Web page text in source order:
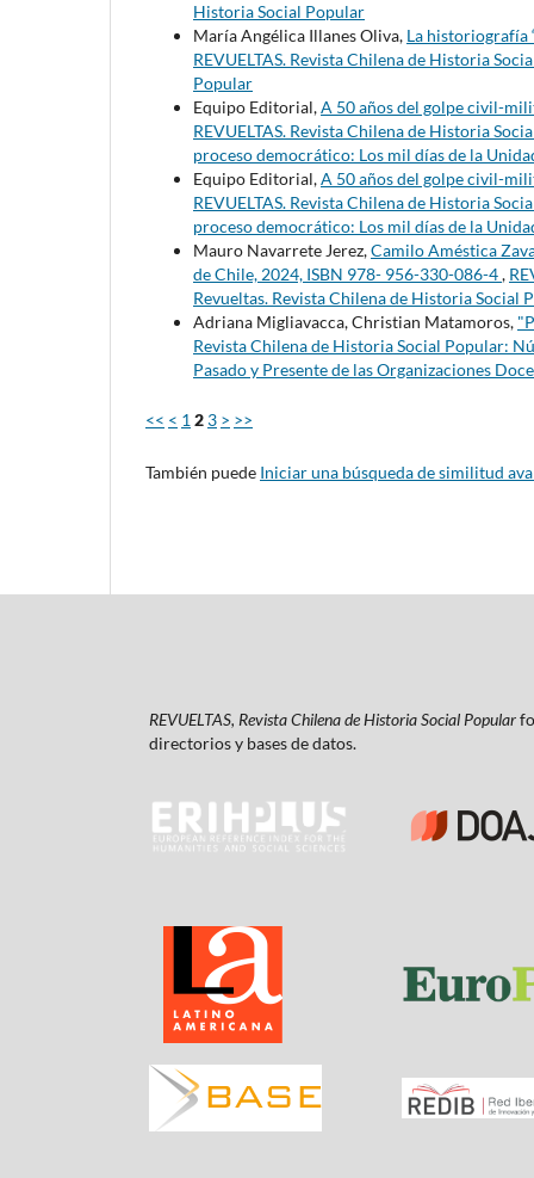
Historia Social Popular
María Angélica Illanes Oliva, La historiografía
REVUELTAS. Revista Chilena de Historia
Popular
Equipo Editorial,A 50 años del golpe civil-
REVUELTAS. Revista Chilena de Historia
proceso democrático: Los mil días de la
Equipo Editorial,A 50 años del golpe civil-
REVUELTAS. Revista Chilena de Historia
proceso democrático: Los mil días de la
Mauro Navarrete Jerez,Camilo Améstica
de Chile, 2024, ISBN 978- 956-330-086-4,
Revueltas. Revista Chilena de Historia Social
Adriana Migliavacca, Christian Matamoros,
Revista Chilena de Historia Social Popular:
Pasado y Presente de las Organizaciones
<< < 1 2 3 > >>
También puede Iniciar una búsqueda de similitud
REVUELTAS, Revista Chilena de Historia Social Popular
directorios y bases de datos.